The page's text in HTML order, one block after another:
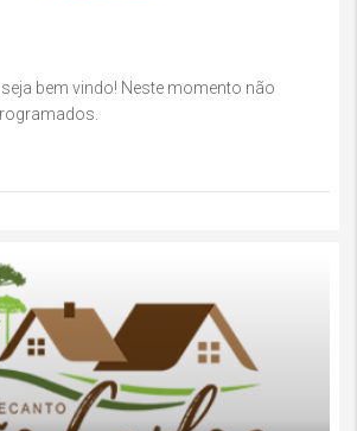
seja bem vindo! Neste momento não